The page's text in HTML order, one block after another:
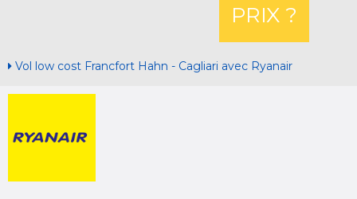
PRIX ?
Vol low cost Francfort Hahn - Cagliari avec Ryanair